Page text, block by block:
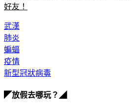
好友！
武漢
肺炎
蝙蝠
疫情
新型冠狀病毒
◤放假去哪玩？◢